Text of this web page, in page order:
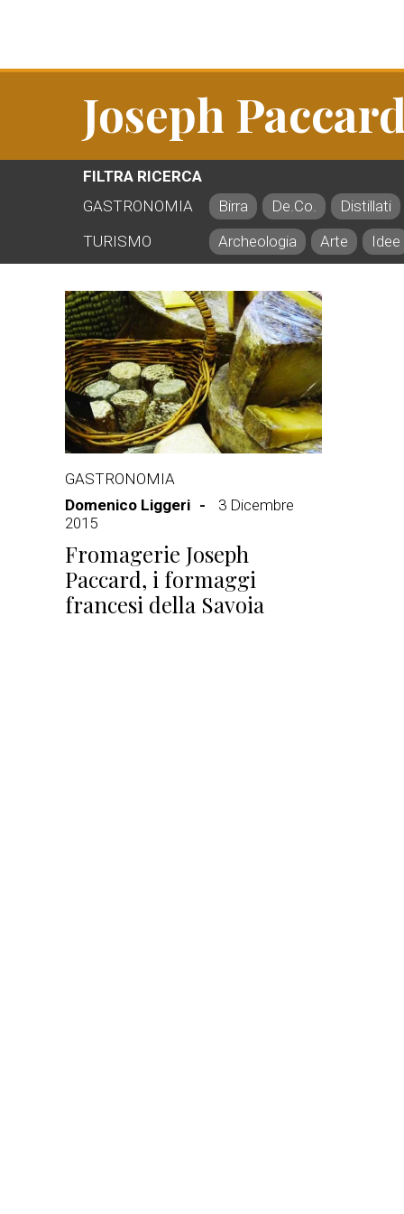
Joseph
FILTRA RICERCA
GASTRONOMIA
Birra De.Co.
Distillati
TURISMO
Archeologia Arte Idee
GASTRONOMIA
Domenico Liggeri
3 Dicembre
2015
Fromagerie Joseph
Paccard, i formaggi
francesi della Savoia